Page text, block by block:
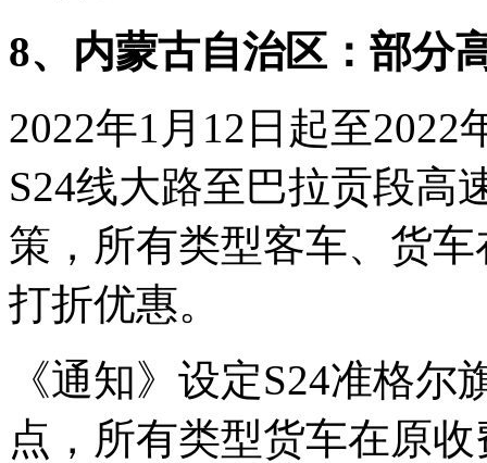
8、内蒙古自治区：部分
2022年1月12日起至
S24线大路至巴拉贡段高
策，所有类型客车、货
打折优惠。
《通知》设定S24准格
点，所有类型货车在原